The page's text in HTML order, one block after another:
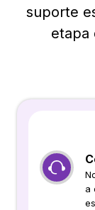
suporte
etapa
a